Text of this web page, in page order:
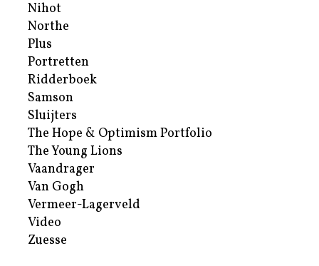
Nihot
Northe
Plus
Portretten
Ridderboek
Samson
Sluijters
The Hope & Optimism Portfolio
The Young Lions
Vaandrager
Van Gogh
Vermeer-Lagerveld
Video
Zuesse